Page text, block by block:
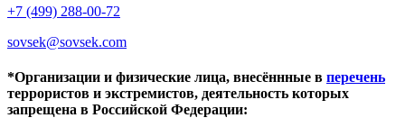
+7 (499) 288-00-72
sovsek@sovsek.com
*Организации и физические лица, внесённные в перечень
террористов и экстремистов, деятельность которых
запрещена в Российской Федерации: